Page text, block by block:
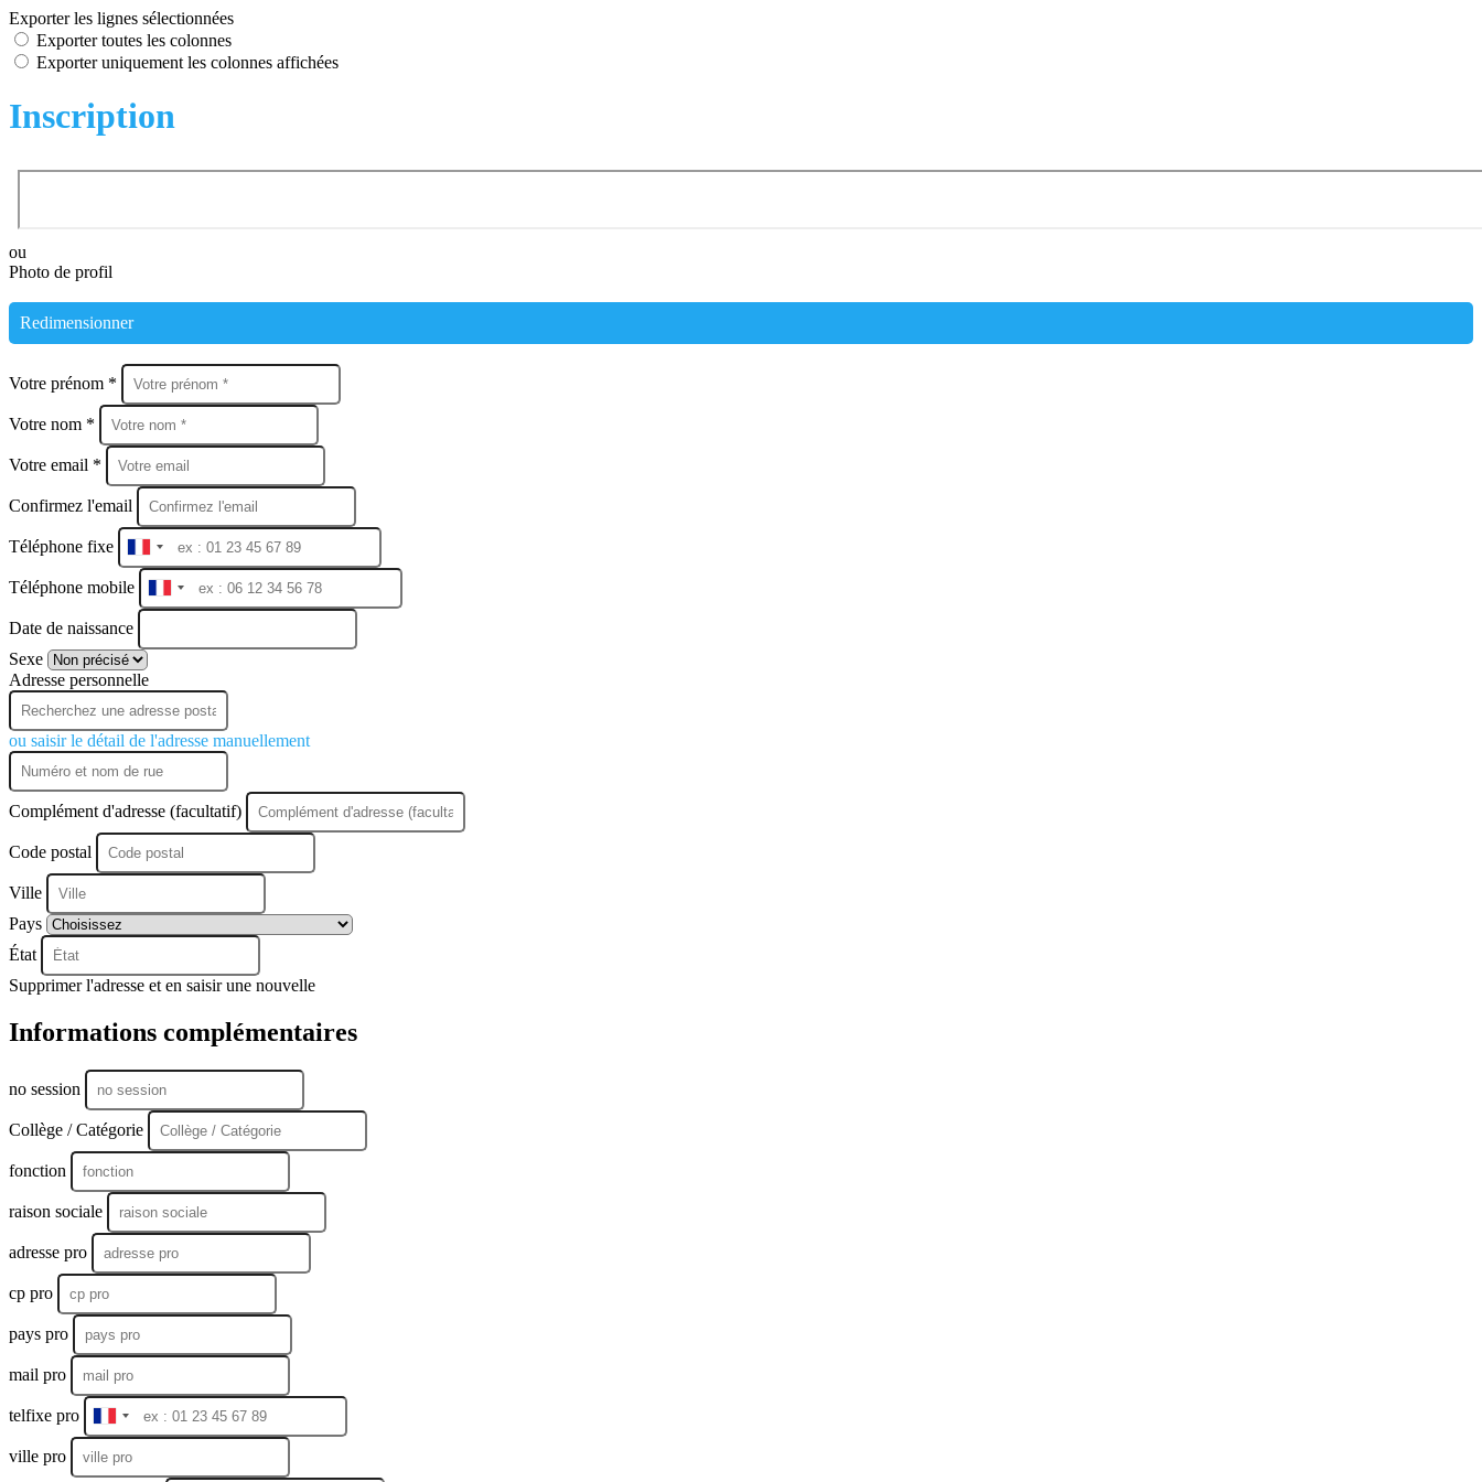
Exporter les lignes sélectionnées
Exporter toutes les colonnes
Exporter uniquement les colonnes affichées
Inscription
ou
Photo de profil
Redimensionner
Votre prénom *
Votre nom *
Votre email *
Confirmez l'email
Téléphone fixe
France
+33
Téléphone mobile
France
+33
Date de naissance
Sexe
Adresse personnelle
ou saisir le détail de l'adresse manuellement
Complément d'adresse (facultatif)
Code postal
Ville
Pays
État
Supprimer l'adresse et en saisir une nouvelle
Informations complémentaires
no session
Collège / Catégorie
fonction
raison sociale
adresse pro
cp pro
pays pro
mail pro
telfixe pro
France
+33
ville pro